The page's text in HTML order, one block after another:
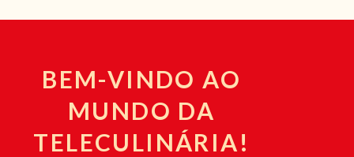
BEM-VINDO AO
MUNDO DA
TELECULINÁRIA!